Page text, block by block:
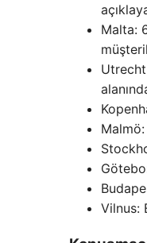
Malta:
Vilnus: